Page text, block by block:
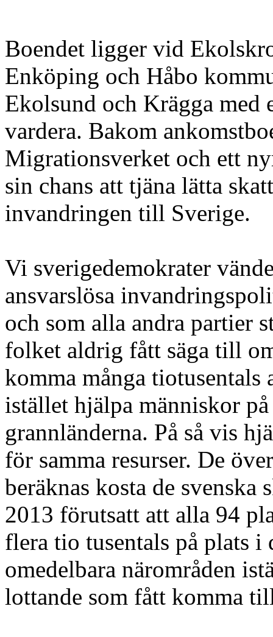
Boendet ligger vid
Enköping och Håbo
Ekolsund och Krägga med
vardera. Bakom
Migrationsverket och ett
sin chans att tjäna lätta
invandringen till Sverige.
Vi sverigedemokrater
ansvarslösa
och som alla andra partier
folket aldrig fått säga till
komma många
istället hjälpa människor
grannländerna. På så vis
för samma resurser. De
beräknas kosta de svenska
2013 förutsatt att alla 94
flera tio tusentals på plats i
omedelbara närområden
lottande som fått komma